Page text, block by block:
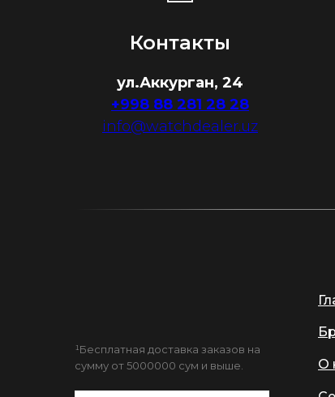
Контакты
ул.Аккурган, 24
+998 88 281 28 28
info@watchdealer.uz
О
¹Бесплатная доставка заказов на
сумму от 5000000 сум и выше.